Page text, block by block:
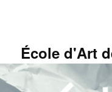
principalÉcole d'Art